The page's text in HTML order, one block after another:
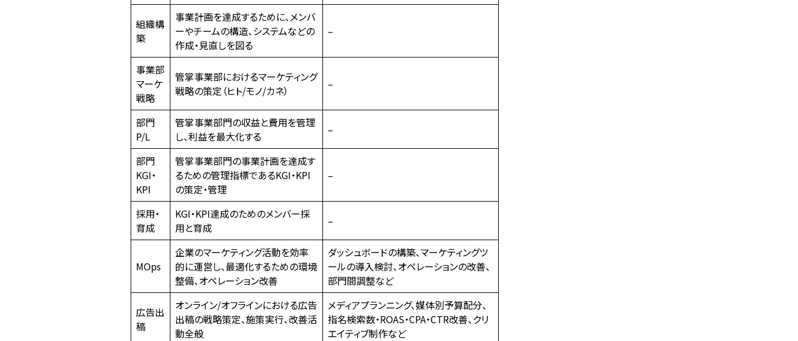
組織構
築
事業計画を達成するために、メンバ
ーやチームの構造、システムなどの
作成・見直しを図る
–
事業部
マーケ
戦略
管掌事業部におけるマーケティング
戦略の策定（ヒト/モノ/カネ）
–
部門
P/L
管掌事業部門の収益と費用を管理
し、利益を最大化する
–
部門
KGI・
KPI
管掌事業部門の事業計画を達成す
るための管理指標であるKGI・KPI
の策定・管理
–
採用・
育成
KGI・KPI達成のためのメンバー採
用と育成
–
MOps
企業のマーケティング活動を効率
的に運営し、最適化するための環境
整備、オペレーション改善
ダッシュボードの構築、マーケティングツ
ールの導入検討、オペレーションの改善、
部門間調整など
広告出
稿
オンライン/オフラインにおける広告
出稿の戦略策定、施策実行、改善活
動全般
メディアプランニング、媒体別予算配分、
指名検索数・ROAS・CPA・CTR改善、クリ
エイティブ制作など